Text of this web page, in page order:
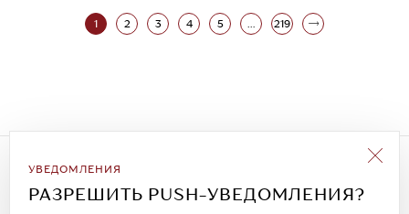
1 2 3 4 5 ... 219
УВЕДОМЛЕНИЯ
РАЗРЕШИТЬ PUSH-УВЕДОМЛЕНИЯ?
Подписаться на рассылку
Всегда будьте в курсе новых акций и
спецпредложений!